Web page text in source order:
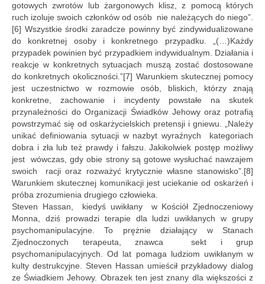
gotowych zwrotów lub żargonowych klisz, z pomocą których
ruch izoluje swoich członków od osób nie należących do niego”.
[6] Wszystkie środki zaradcze powinny być zindywidualizowane
do konkretnej osoby i konkretnego przypadku. „(…)Każdy
przypadek powinien być przypadkiem indywidualnym. Działania i
reakcje w konkretnych sytuacjach muszą zostać dostosowane
do konkretnych okoliczności.”[7] Warunkiem skutecznej pomocy
jest uczestnictwo w rozmowie osób, bliskich, którzy znają
konkretne, zachowanie i incydenty powstałe na skutek
przynależności do Organizacji Świadków Jehowy oraz potrafią
powstrzymać się od oskarżycielskich pretensji i gniewu. „Należy
unikać definiowania sytuacji w nazbyt wyraźnych kategoriach
dobra i zła lub też prawdy i fałszu. Jakikolwiek postęp możliwy
jest wówczas, gdy obie strony są gotowe wysłuchać nawzajem
swoich racji oraz rozważyć krytycznie własne stanowisko”.[8]
Warunkiem skutecznej komunikacji jest uciekanie od oskarżeń i
próba zrozumienia drugiego człowieka.
Steven Hassan, kiedyś uwikłany w Kościół Zjednoczeniowy
Monna, dziś prowadzi terapie dla ludzi uwikłanych w grupy
psychomanipulacyjne. To prężnie działający w Stanach
Zjednoczonych terapeuta, znawca sekt i grup
psychomanipulacyjnych. Od lat pomaga ludziom uwikłanym w
kulty destrukcyjne. Steven Hassan umieścił przykładowy dialog
ze Świadkiem Jehowy. Obrazek ten jest znany dla większości z